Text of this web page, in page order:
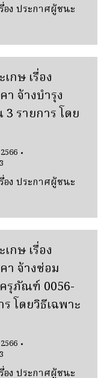
อง ประกาศผู้ชนะ
กษ เรื่อง
จ้างบำรุง
รายการ โดย
อง ประกาศผู้ชนะ
กษ เรื่อง
า จ้างซ่อม
รุภัณฑ์ 0056-
โดยวิธีเฉพาะ
อง ประกาศผู้ชนะ